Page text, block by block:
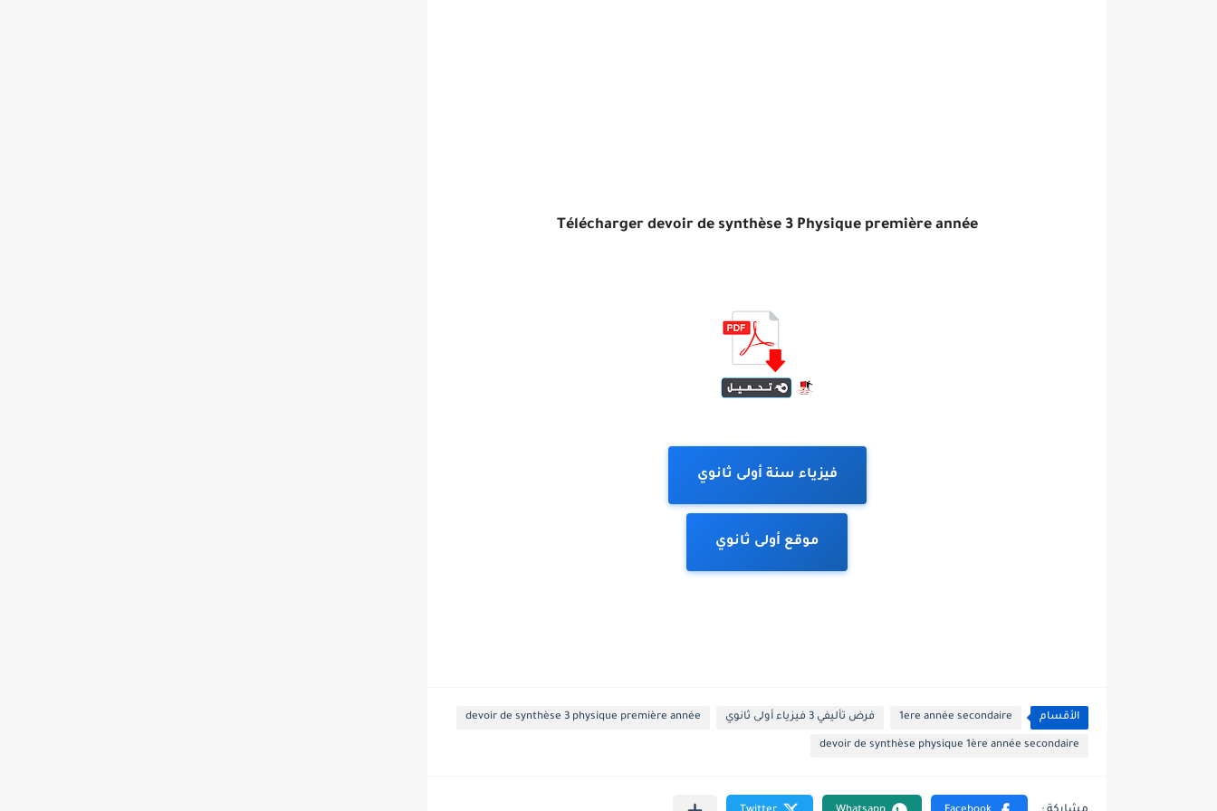
Télécharger devoir de synthèse 3 Physique première année
فيزياء سنة أولى ثانوي
موقع أولى ثانوي
الأقسام 1ere année secondaire فرض تأليفي 3 فيزياء أولى ثانوي devoir de synthèse 3 physique première année
devoir de synthèse physique 1ère année secondaire